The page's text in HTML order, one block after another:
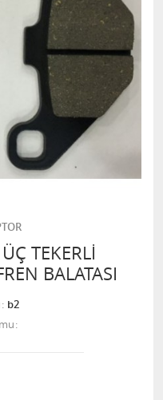
TEKERLİ
BALATASI
b2